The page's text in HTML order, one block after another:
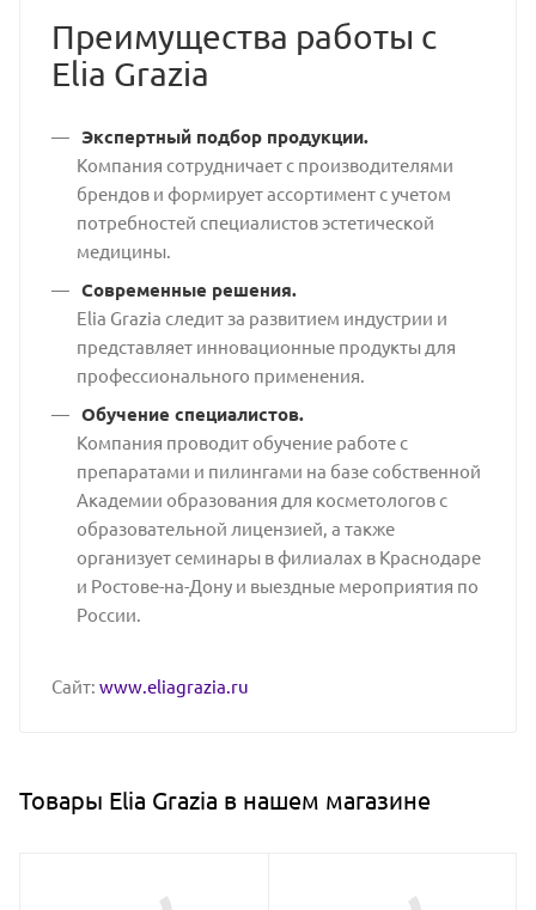
Преимущества работы с
Elia Grazia
Экспертный подбор продукции.
Компания сотрудничает с производителями
брендов и формирует ассортимент с учетом
потребностей специалистов эстетической
медицины.
Современные решения.
Elia Grazia следит за развитием индустрии и
представляет инновационные продукты для
профессионального применения.
Обучение специалистов.
Компания проводит обучение работе с
препаратами и пилингами на базе собственной
Академии образования для косметологов с
образовательной лицензией, а также
организует семинары в филиалах в Краснодаре
и Ростове-на-Дону и выездные мероприятия по
России.
Сайт: www.eliagrazia.ru
Товары Elia Grazia в нашем магазине